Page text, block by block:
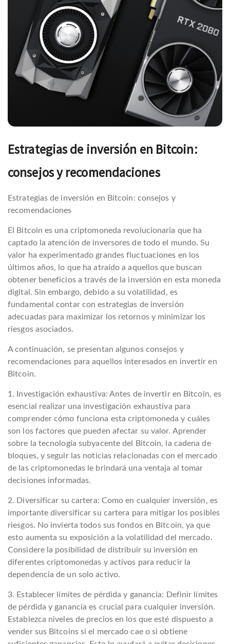
Estrategias de inversión en Bitcoin:
consejos y recomendaciones
Estrategias de inversión en Bitcoin: consejos y
recomendaciones
El Bitcoin es una criptomoneda revolucionaria que ha
captado la atención de inversores de todo el mundo. Su
valor ha experimentado grandes fluctuaciones en los
últimos años, lo que ha atraído a aquellos que buscan
obtener beneficios a través de la inversión en esta moneda
digital. Sin embargo, debido a su volatilidad, es
fundamental contar con estrategias de inversión
adecuadas para maximizar los retornos y minimizar los
riesgos asociados.
A continuación, se presentan algunos consejos y
recomendaciones para aquellos interesados ​​en invertir en
Bitcoin.
1. Investigación exhaustiva: Antes de invertir en Bitcoin, es
esencial realizar una investigación exhaustiva para
comprender cómo funciona esta criptomoneda y cuáles
son los factores que pueden afectar su valor. Aprender
sobre la tecnología subyacente del Bitcoin, la cadena de
bloques, y seguir las noticias relacionadas con el mercado
de las criptomonedas le brindará una ventaja al tomar
decisiones informadas.
2. Diversificar su cartera: Como en cualquier inversión, es
importante diversificar su cartera para mitigar los posibles
riesgos. No invierta todos sus fondos en Bitcoin, ya que
esto aumenta su exposición a la volatilidad del mercado.
Considere la posibilidad de distribuir su inversión en
diferentes criptomonedas y activos para reducir la
dependencia de un solo activo.
3. Establecer límites de pérdida y ganancia: Definir límites
de pérdida y ganancia es crucial para cualquier inversión.
Establezca niveles de precios en los que esté dispuesto a
vender sus Bitcoins si el mercado cae o si obtiene
entradas